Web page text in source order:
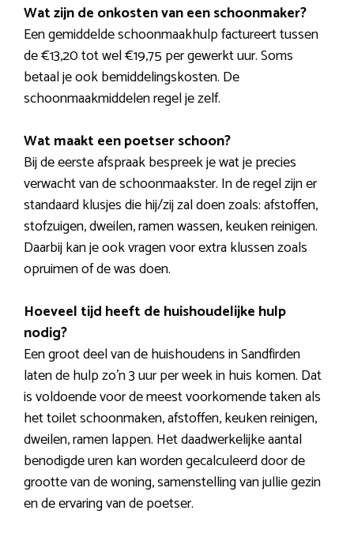
Wat zijn de onkosten van een schoonmaker?
Een gemiddelde schoonmaakhulp factureert tussen
de €13,20 tot wel €19,75 per gewerkt uur. Soms
betaal je ook bemiddelingskosten. De
schoonmaakmiddelen regel je zelf.
Wat maakt een poetser schoon?
Bij de eerste afspraak bespreek je wat je precies
verwacht van de schoonmaakster. In de regel zijn er
standaard klusjes die hij/zij zal doen zoals: afstoffen,
stofzuigen, dweilen, ramen wassen, keuken reinigen.
Daarbij kan je ook vragen voor extra klussen zoals
opruimen of de was doen.
Hoeveel tijd heeft de huishoudelijke hulp
nodig?
Een groot deel van de huishoudens in Sandfirden
laten de hulp zo’n 3 uur per week in huis komen. Dat
is voldoende voor de meest voorkomende taken als
het toilet schoonmaken, afstoffen, keuken reinigen,
dweilen, ramen lappen. Het daadwerkelijke aantal
benodigde uren kan worden gecalculeerd door de
grootte van de woning, samenstelling van jullie gezin
en de ervaring van de poetser.